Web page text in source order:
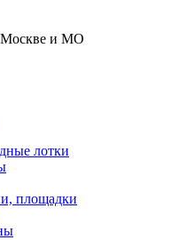
Москве и МО
лотки
площадки